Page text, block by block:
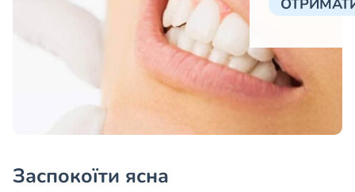
Заспокоїти ясна